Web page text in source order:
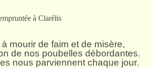
à Clarélis
mourir de faim et de misère,
de nos poubelles débordantes.
nous parviennent chaque jour.